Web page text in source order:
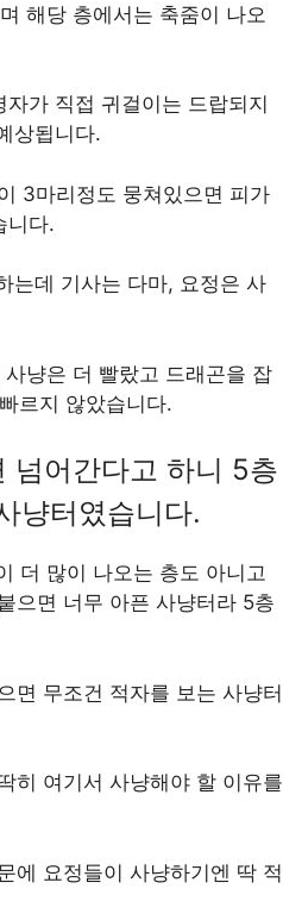
해당 층에서는 축줌이 나오
가 직접 귀걸이는 드랍되지
상됩니다.
3마리정도 뭉쳐있으면 피가
니다.
는데 기사는 다마, 요정은 사
냥은 더 빨랐고 드래곤을 잡
르지 않았습니다.
넘어간다고 하니 5층
냥터였습니다.
더 많이 나오는 층도 아니고
으면 너무 아픈 사냥터라 5층
면 무조건 적자를 보는 사냥터
히 여기서 사냥해야 할 이유를
에 요정들이 사냥하기엔 딱 적